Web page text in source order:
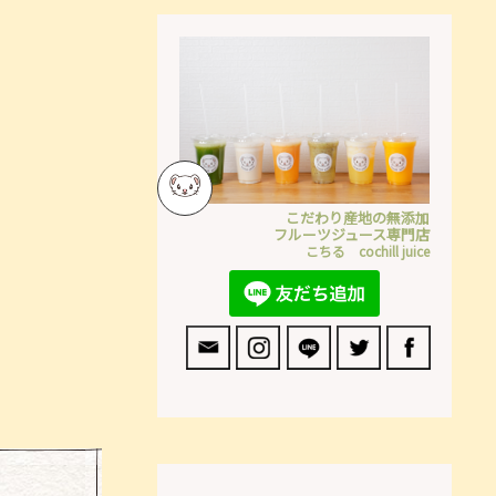
こだわり産地の無添加
フルーツジュース専門店
こちる cochill juice